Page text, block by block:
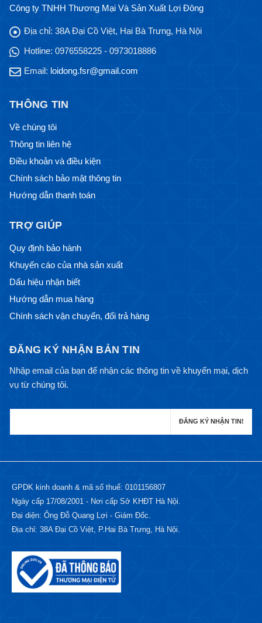
Công ty TNHH Thương Mại Và Sản Xuất Lợi Đông
Địa chỉ: 38A Đại Cồ Việt, Hai Bà Trưng, Hà Nội
Hotline: 0976558225 - 0973018886
Email: loidong.fsr@gmail.com
THÔNG TIN
Về chúng tôi
Thông tin liên hệ
Điều khoản và điều kiện
Chính sách bảo mật thông tin
Hướng dẫn thanh toán
TRỢ GIÚP
Quy định bảo hành
Khuyến cáo của nhà sản xuất
Dấu hiệu nhận biết
Hướng dẫn mua hàng
Chính sách vận chuyển, đổi trả hàng
ĐĂNG KÝ NHẬN BẢN TIN
Nhập email của bạn để nhận các thông tin về khuyến mại, dịch
vụ từ chúng tôi.
GPDK kinh doanh & mã số thuế: 0101156807
Ngày cấp 17/08/2001 - Nơi cấp Sở KHĐT Hà Nội.
Đại diện: Ông Đỗ Quang Lợi - Giám Đốc.
Địa chỉ: 38A Đại Cồ Việt, P.Hai Bà Trưng, Hà Nội.